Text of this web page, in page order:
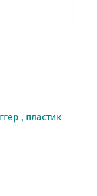
, пластик